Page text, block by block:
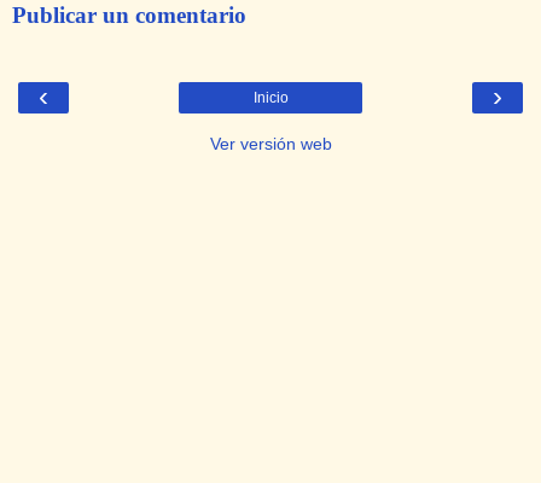
Publicar un comentario
‹ ›
Inicio
Ver versión web